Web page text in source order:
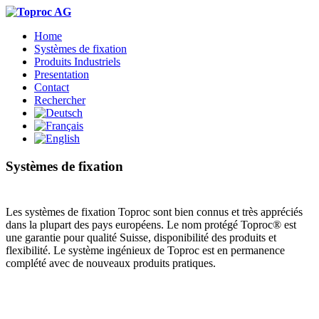
Home
Systèmes de fixation
Produits Industriels
Presentation
Contact
Rechercher
Systèmes de fixation
Les systèmes de fixation Toproc sont bien connus et très appréciés
dans la plupart des pays européens. Le nom protégé Toproc® est
une garantie pour qualité Suisse, disponibilité des produits et
flexibilité. Le système ingénieux de Toproc est en permanence
complété avec de nouveaux produits pratiques.